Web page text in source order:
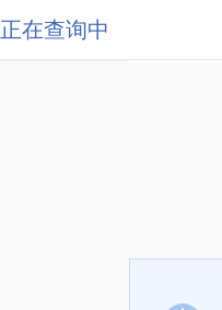
正在查询中